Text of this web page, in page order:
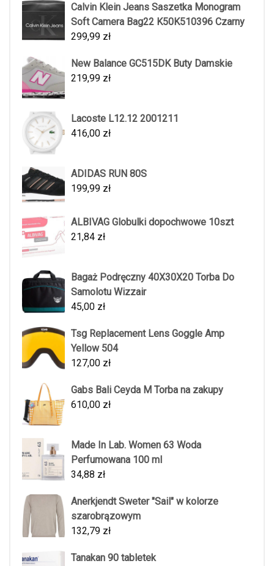
Calvin Klein Jeans Saszetka Monogram
Soft Camera Bag22 K50K510396 Czarny
299,99 zł
New Balance GC515DK Buty Damskie
219,99 zł
Lacoste L12.12 2001211
416,00 zł
ADIDAS RUN 80S
199,99 zł
ALBIVAG Globulki dopochwowe 10szt
21,84 zł
Bagaż Podręczny 40X30X20 Torba Do
Samolotu Wizzair
45,00 zł
Tsg Replacement Lens Goggle Amp
Yellow 504
127,00 zł
Gabs Bali Ceyda M Torba na zakupy
610,00 zł
Made In Lab. Women 63 Woda
Perfumowana 100 ml
34,88 zł
Anerkjendt Sweter "Sail" w kolorze
szarobrązowym
132,79 zł
Tanakan 90 tabletek